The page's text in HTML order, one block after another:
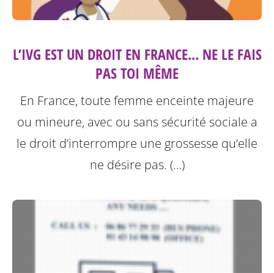
L’IVG EST UN DROIT EN FRANCE... NE LE FAIS
PAS TOI MÊME
En France, toute femme enceinte majeure
ou mineure, avec ou sans sécurité sociale a
le droit d’interrompre une grossesse qu’elle
ne désire pas. (…)